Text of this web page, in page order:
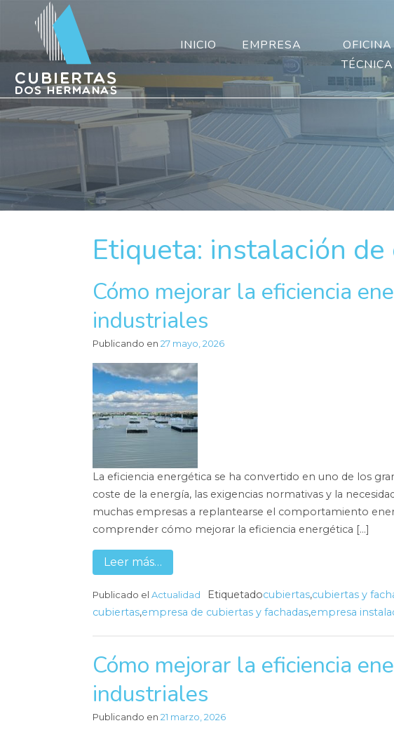
INICIO EMPRESA
OFICINA
TÉCNICA
Etiqueta: instalación
Cómo mejorar la eficiencia
industriales
Publicando en 27 mayo, 2026
La eficiencia energética se ha convertido en uno de los
coste de la energía, las exigencias normativas y la
muchas empresas a replantearse el comportamiento
comprender cómo mejorar la eficiencia energética […]
Leer más…
Publicado el Actualidad Etiquetadocubiertas,cubiertas y
cubiertas,empresa de cubiertas y fachadas,empresa
Cómo mejorar la eficiencia
industriales
Publicando en 21 marzo, 2026